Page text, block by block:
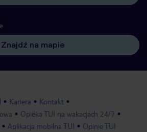
Znajdź na mapie
Kariera
Kontakt
Opieka TUI na wakacjach 24/7
Aplikacja mobilna TUI Opinie TUI